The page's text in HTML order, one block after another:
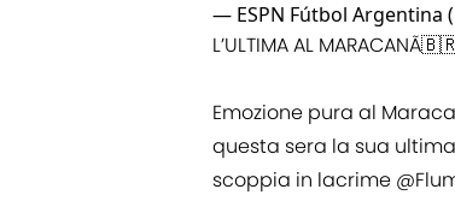
— ESPN Fútbol Argentina
L’ULTIMA AL
Emozione pura al
questa sera la sua
scoppia in lacrime